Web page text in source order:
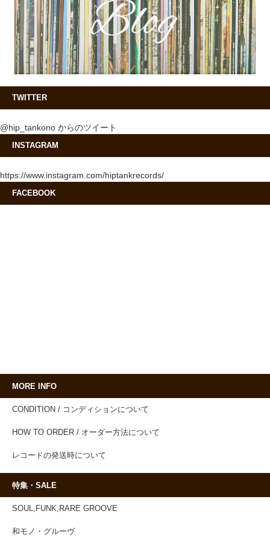
TWITTER
@hip_tankono からのツイート
INSTAGRAM
https://www.instagram.com/hiptankrecords/
FACEBOOK
MORE INFO
CONDITION / コンディションについて
HOW TO ORDER / オーダー方法について
レコードの発送時について
特集・SALE
SOUL,FUNK,RARE GROOVE
和モノ・グルーヴ